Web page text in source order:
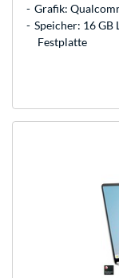
Grafik:
Speicher: 16 GB
Festplatte